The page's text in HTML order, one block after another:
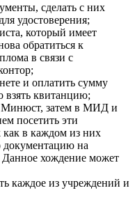
сделать с них
удостоверения;
который имеет
обратиться к
в связи с
и оплатить сумму
взять квитанцию;
Минюст, затем в МИД и
посетить эти
как в каждом из них
документацию на
Данное хождение может
каждое из учреждений и